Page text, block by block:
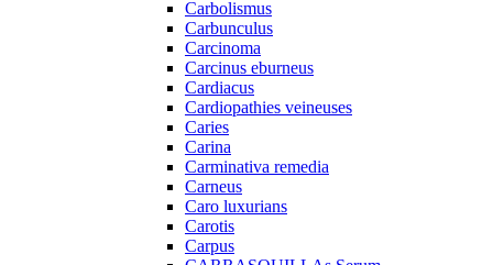
Carbolismus
Carbunculus
Carcinoma
Carcinus eburneus
Cardiacus
Cardiopathies veineuses
Caries
Carina
Carminativa remedia
Carneus
Caro luxurians
Carotis
Carpus